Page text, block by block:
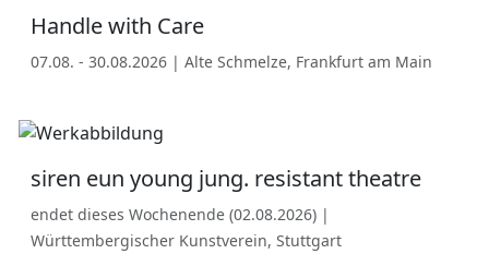
Handle with Care
07.08. - 30.08.2026 | Alte Schmelze, Frankfurt am Main
siren eun young jung. resistant theatre
endet dieses Wochenende (02.08.2026) |
Württembergischer Kunstverein, Stuttgart